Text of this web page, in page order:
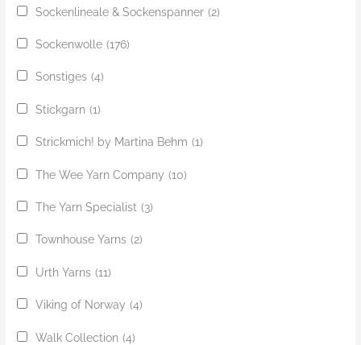
Sockenlineale & Sockenspanner (2)
Sockenwolle (176)
Sonstiges (4)
Stickgarn (1)
Strickmich! by Martina Behm (1)
The Wee Yarn Company (10)
The Yarn Specialist (3)
Townhouse Yarns (2)
Urth Yarns (11)
Viking of Norway (4)
Walk Collection (4)